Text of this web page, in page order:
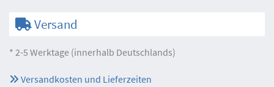
Versand
* 2-5 Werktage (innerhalb Deutschlands)
Versandkosten und Lieferzeiten